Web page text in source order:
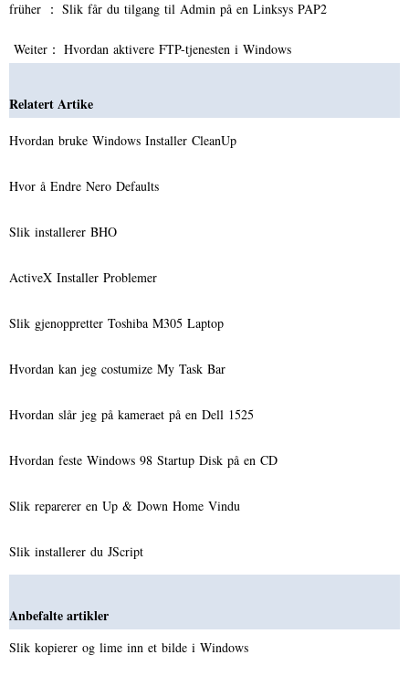
früher ： Slik får du tilgang til Admin på en Linksys PAP2
Weiter： Hvordan aktivere FTP-tjenesten i Windows
Relatert Artike
Hvordan bruke Windows Installer CleanUp
Hvor å Endre Nero Defaults
Slik installerer BHO
ActiveX Installer Problemer
Slik gjenoppretter Toshiba M305 Laptop
Hvordan kan jeg costumize My Task Bar
Hvordan slår jeg på kameraet på en Dell 1525
Hvordan feste Windows 98 Startup Disk på en CD
Slik reparerer en Up & Down Home Vindu
Slik installerer du JScript
Anbefalte artikler
Slik kopierer og lime inn et bilde i Windows